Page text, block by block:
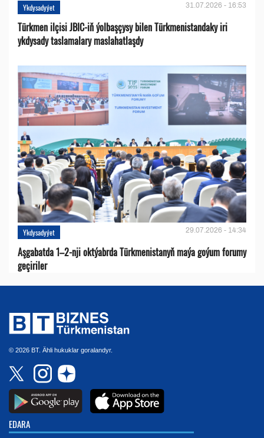
Ykdysadyýet 31.07.2026 - 16:53
Türkmen ilçisi JBIC-iň ýolbaşçysy bilen Türkmenistandaky iri
ykdysady taslamalary maslahatlaşdy
Ykdysadyýet 29.07.2026 - 14:34
Aşgabatda 1–2-nji oktýabrda Türkmenistanyň maýa goýum forumy
geçiriler
© 2026 BT. Ähli hukuklar goralandyr.
EDARA